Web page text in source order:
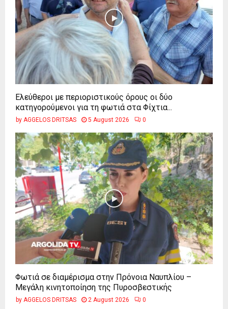
Ελεύθεροι με περιοριστικούς όρους οι δύο
κατηγορούμενοι για τη φωτιά στα Φίχτια...
by AGGELOS DRITSAS 5 August 2026 0
Φωτιά σε διαμέρισμα στην Πρόνοια Ναυπλίου –
Μεγάλη κινητοποίηση της Πυροσβεστικής
by AGGELOS DRITSAS 2 August 2026 0